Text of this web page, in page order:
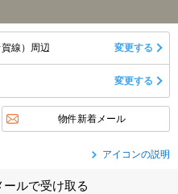
線）周辺 変更する
変更する
物件新着メール
アイコンの説明
ルで受け取る